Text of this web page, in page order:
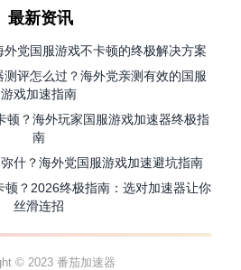
最新资讯
党国服游戏不卡顿的终极解决方案
评怎么过？海外党亲测有效的国服
游戏加速指南
顿？海外玩家国服游戏加速器终极指
南
什？海外党国服游戏加速避坑指南
顿？2026终极指南：选对加速器让你
丝滑连招
© 2023 番茄加速器